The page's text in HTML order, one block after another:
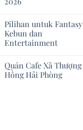
Pilihan untuk Fantasy
Kebun dan
Entertainment
Quán Cafe Xã Thượng
Hồng Hải Phòng